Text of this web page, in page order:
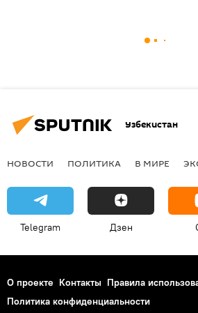
Узбекистан
НОВОСТИ ПОЛИТИКА В МИРЕ
Telegram Дзен
О проекте Контакты Правила
Политика конфиденциальности